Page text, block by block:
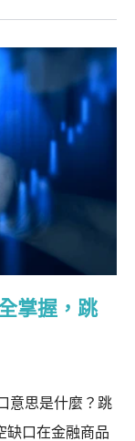
掌握，跳
意思是什麼？跳
缺口在金融商品